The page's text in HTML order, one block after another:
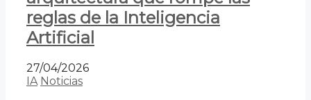
reglas de la Inteligencia
Artificial
27/04/2026
IA Noticias